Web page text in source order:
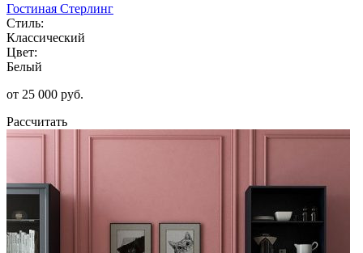
Гостиная Стерлинг
Стиль:
Классический
Цвет:
Белый
от 25 000 руб.
Рассчитать